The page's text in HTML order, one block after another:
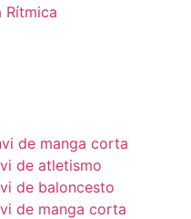
Rítmica
de manga corta
de atletismo
de baloncesto
de manga corta